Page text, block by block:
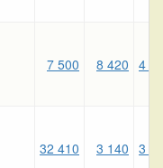
7 500 8 420 4
32 410 3 140 3